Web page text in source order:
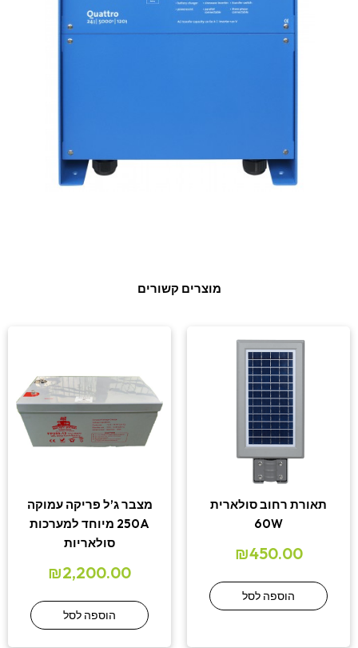
מוצרים קשורים
תאורת רחוב סולארית
60W
₪450.00
הוספה לסל
מצבר ג’ל פריקה עמוקה
250A מיוחד למערכות
סולאריות
₪2,200.00
הוספה לסל